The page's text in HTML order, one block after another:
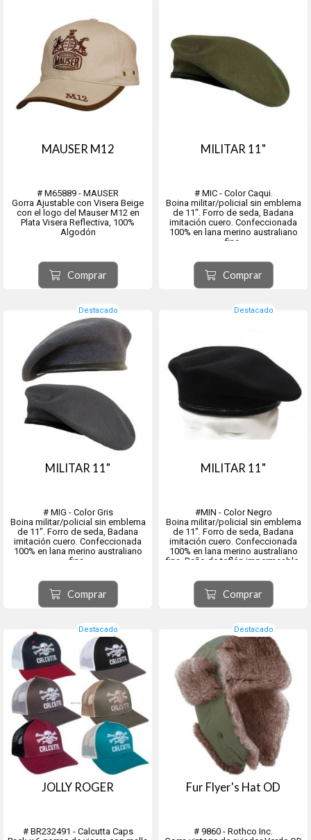
MAUSER M12
# M65889 - MAUSER
Gorra Ajustable con Visera Beige
con el logo del Mauser M12 en
Plata Visera Reflectiva, 100%
Algodón
Comprar
MILITAR 11"
# MIC - Color Caqui.
Boina militar/policial sin emblema
de 11". Forro de seda, Badana
imitación cuero. Confeccionada
100% en lana merino australiano
fina.
Variedad en talles disponibles.
Es la usada por el Ejército
Nacional.
de Gu...
Comprar
Destacado
MILITAR 11"
# MIG - Color Gris
Boina militar/policial sin emblema
de 11". Forro de seda, Badana
imitación cuero. Confeccionada
100% en lana merino australiano
fina.
Variedad en talles disponibles.
Es la usada por el Ejército y policía
Nacional.
Comprar
Destacado
MILITAR 11"
#MIN - Color Negro
Boina militar/policial sin emblema
de 11". Forro de seda, Badana
imitación cuero. Confeccionada
100% en lana merino australiano
fina. Baño de teflón impermeable.
Es la usada por la Armada
Nacional, Republicana, PADO, etc.
Origen ciudad de Tolos...
Comprar
Destacado
JOLLY ROGER
# BR232491 - Calcutta Caps
Destacado
Fur Flyer's Hat OD
# 9860 - Rothco Inc.